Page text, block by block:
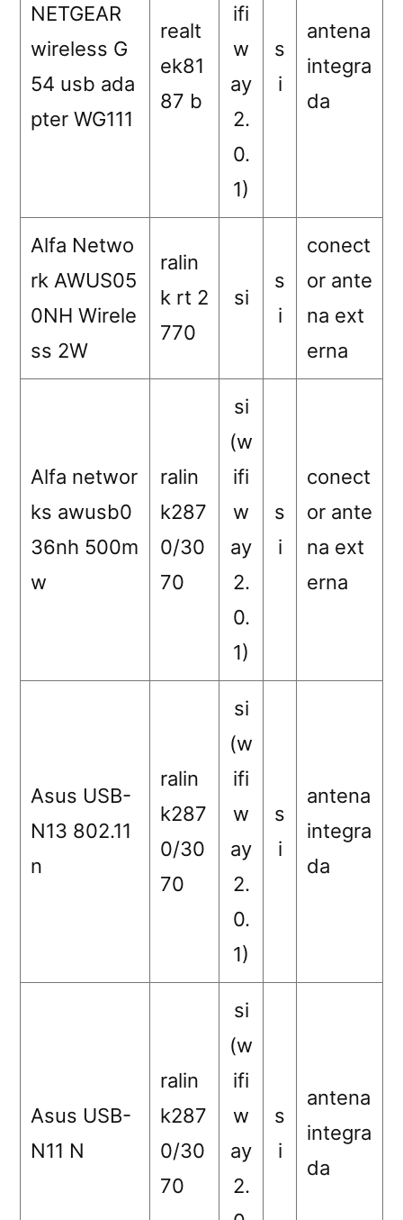
NETGEAR
wireless G
54 usb ada
pter WG111
realt
ek81
87 b
ifi
w
ay
2.
0.
1)
s
i
antena
integra
da
Alfa Netwo
rk AWUS05
0NH Wirele
ss 2W
ralin
k rt 2
770
si
s
i
conect
or ante
na ext
erna
Alfa networ
ks awusb0
36nh 500m
w
ralin
k287
0/30
70
si
(w
ifi
w
ay
2.
0.
1)
s
i
conect
or ante
na ext
erna
Asus USB-
N13 802.11
n
ralin
k287
0/30
70
si
(w
ifi
w
ay
2.
0.
1)
s
i
antena
integra
da
Asus USB-
N11 N
ralin
k287
0/30
70
si
(w
ifi
w
ay
2.
s
i
antena
integra
da